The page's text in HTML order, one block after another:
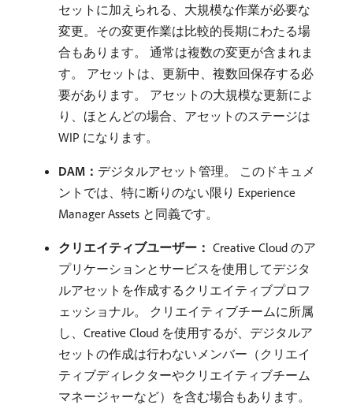
セットに加えられる、大規模な作業が必要な
変更。その変更作業は比較的長期にわたる場
合もあります。 通常は複数の変更が含まれま
す。 アセットは、更新中、複数回保存する必
要があります。 アセットの大規模な更新によ
り、ほとんどの場合、アセットのステージは
WIP になります。
DAM： ​デジタルアセット管理。 このドキュメ
ントでは、特に断りのない限り Experience
Manager Assets と同義です。
クリエイティブユーザー： Creative Cloud のア
プリケーションとサービスを使用してデジタ
ルアセットを作成するクリエイティブプロフ
ェッショナル。 クリエイティブチームに所属
し、Creative Cloud を使用するが、デジタルア
セットの作成は行わないメンバー（クリエイ
ティブディレクターやクリエイティブチーム
マネージャーなど）を含む場合もあります。